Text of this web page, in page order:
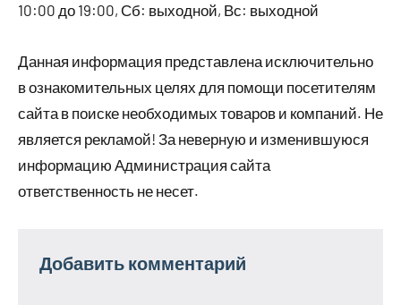
10:00 до 19:00, Сб: выходной, Вс: выходной
Данная информация представлена исключительно
в ознакомительных целях для помощи посетителям
сайта в поиске необходимых товаров и компаний. Не
является рекламой! За неверную и изменившуюся
информацию Администрация сайта
ответственность не несет.
Добавить комментарий